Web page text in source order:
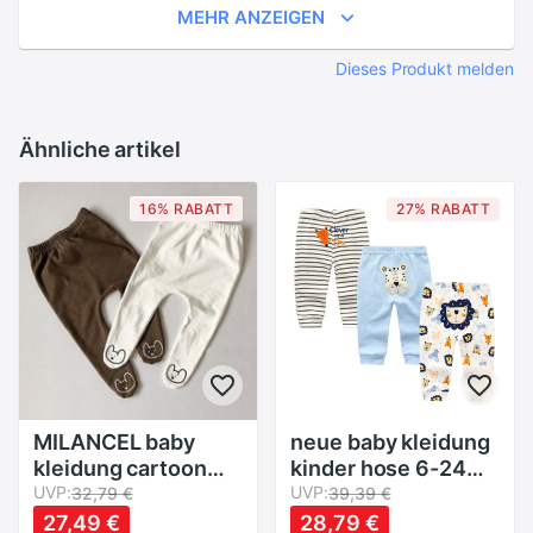
MEHR ANZEIGEN
Dieses Produkt melden
Ähnliche artikel
16% RABATT
MILANCEL baby
kleidung cartoon
stil legging für
mädchen
UVP:32,79 €
27,49 €
27% RABATT
neue baby kleidung
kinder hose 6-24
monate 3 teile/los
cartoon druck
UVP:39,39 €
28,79 €